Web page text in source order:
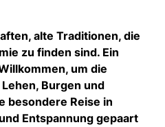
alte Traditionen, die
zu finden sind. Ein
um die
Burgen und
besondere Reise in
Entspannung gepaart